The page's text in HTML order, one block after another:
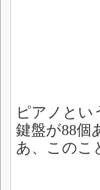
ピアノとい
鍵盤が88個
あ、このこ